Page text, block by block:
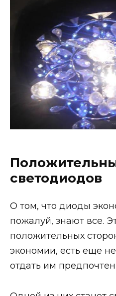
светодиодов
О том, что диоды
пожалуй, знают все.
положительных
экономии, есть еще
отдать им